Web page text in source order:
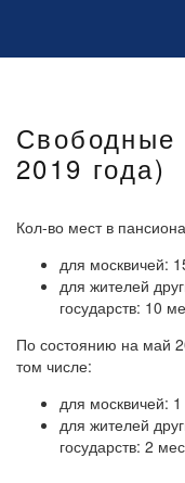
2019 года)
Кол-во мест в
для москвичей:
для жителей
государств: 10
По состоянию на май
том числе:
для москвичей:
для жителей
государств: 2